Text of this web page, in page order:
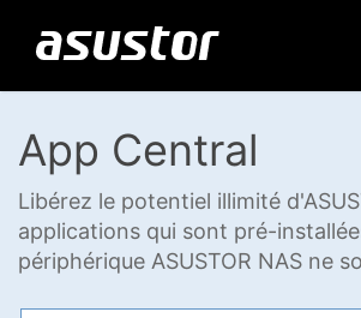
App Central
Libérez le potentiel illimité
applications qui sont pré-
périphérique ASUSTOR NAS ne